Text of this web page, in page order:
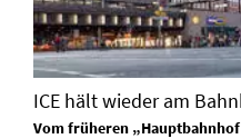
ICE hält wieder am
Vom früheren